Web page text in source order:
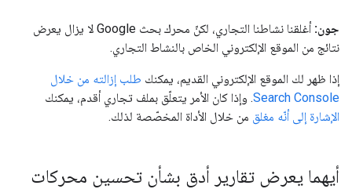
جون:
أغلقنا نشاطنا التجاري، لكنّ محرك بحث Google لا يزال يعرض
نتائج من الموقع الإلكتروني الخاص بالنشاط التجاري.
إذا ظهر لك الموقع الإلكتروني القديم، يمكنك طلب إزالته من خلال
Search Console. وإذا كان الأمر يتعلّق بملف تجاري أقدم، يمكنك
الإشارة إلى أنّه مغلق من خلال الأداة المخصّصة لذلك.
أيهما يعرض تقارير أدق بشأن تحسين محركات